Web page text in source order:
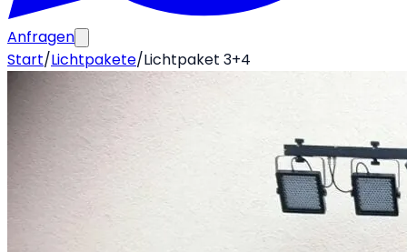
Anfragen
Start/Lichtpakete/Lichtpaket 3+4